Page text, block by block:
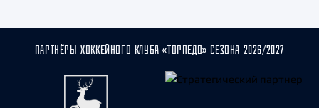
ПАРТНЁРЫ ХОККЕЙНОГО КЛУБА «ТОРПЕДО» СЕЗОНА 2026/2027